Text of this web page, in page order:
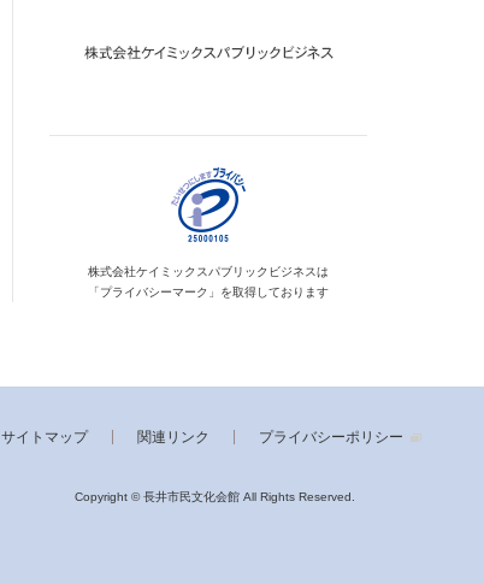
株式会社ケイミックス パブリックビジネスは
「プライバシーマーク」を取得しております
サイトマップ 関連リンク プライバシーポリシー
Copyright © 長井市民文化会館All Rights Reserved.